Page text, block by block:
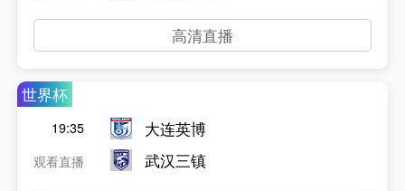
高清直播
世界杯
19:35
观看直播
大连英博
武汉三镇